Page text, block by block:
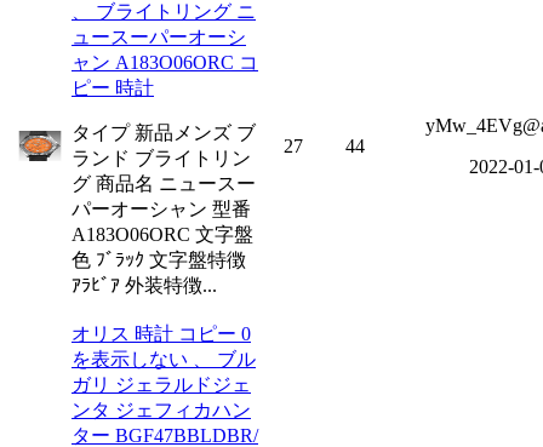
、 ブライトリング ニ
ュースーパーオーシ
ャン A183O06ORC コ
ピー 時計
タイプ 新品メンズ ブ
ランド ブライトリン
グ 商品名 ニュースー
パーオーシャン 型番
A183O06ORC 文字盤
色 ﾌﾞﾗｯｸ 文字盤特徴
ｱﾗﾋﾞｱ 外装特徴...
27 44
2022-01-
オリス 時計 コピー 0
を表示しない 、 ブル
ガリ ジェラルドジェ
ンタ ジェフィカハン
ター BGF47BBLDBR/